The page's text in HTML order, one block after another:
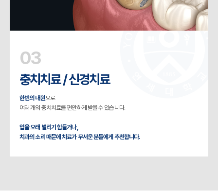
03
충치치료 / 신경치료
한번의 내원으로
여러 개의 충치치료를 편안하게 받을 수 있습니다.
입을 오래 벌리기 힘들거나,
치과의 소리 때문에 치료가 무서운 분들에게 추천합니다.